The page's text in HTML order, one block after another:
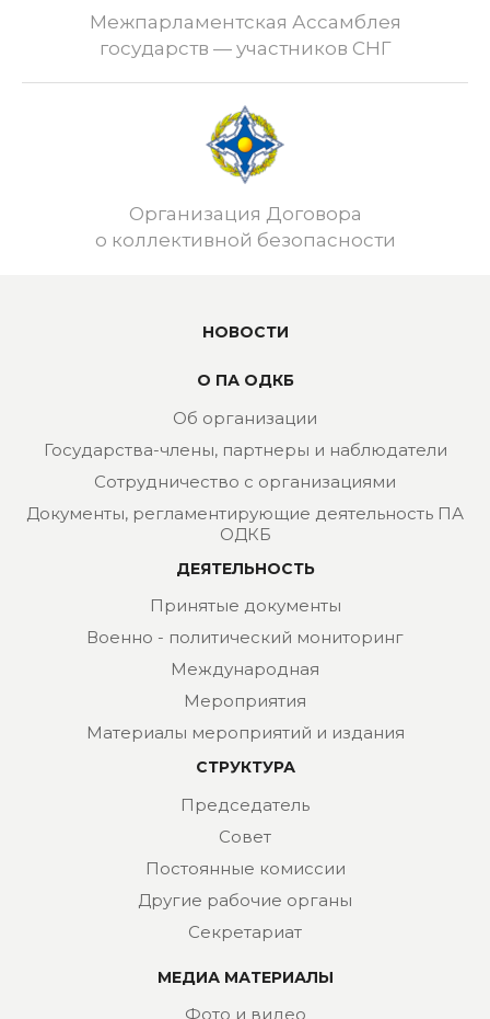
Межпарламентская Ассамблея
государств — участников СНГ
Организация Договора
о коллективной безопасности
НОВОСТИ
О ПА ОДКБ
Об организации
Государства-члены, партнеры и наблюдатели
Сотрудничество с организациями
Документы, регламентирующие деятельность ПА
ОДКБ
ДЕЯТЕЛЬНОСТЬ
Принятые документы
Военно - политический мониторинг
Международная
Мероприятия
Материалы мероприятий и издания
СТРУКТУРА
Председатель
Совет
Постоянные комиссии
Другие рабочие органы
Секретариат
МЕДИА МАТЕРИАЛЫ
Фото и видео